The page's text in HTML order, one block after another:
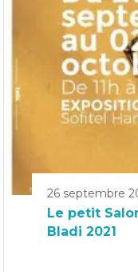
26 septembre
Le petit
Bladi 2021